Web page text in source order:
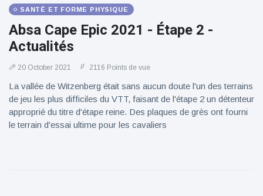
SANTÉ ET FORME PHYSIQUE
Absa Cape Epic 2021 - Étape 2 -
Actualités
20 October 2021 2116 Points de vue
La vallée de Witzenberg était sans aucun doute l'un des terrains
de jeu les plus difficiles du VTT, faisant de l'étape 2 un détenteur
approprié du titre d'étape reine. Des plaques de grès ont fourni
le terrain d'essai ultime pour les cavaliers